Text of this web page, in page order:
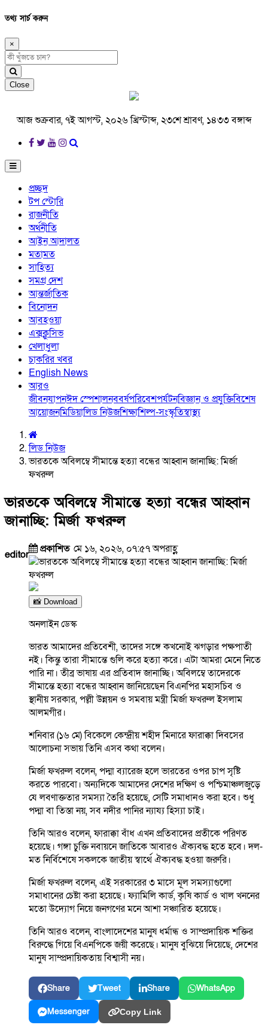
তথ্য সার্চ করুন
×
Close
আজ শুক্রবার, ৭ই আগস্ট, ২০২৬ খ্রিস্টাব্দ, ২৩শে শ্রাবণ, ১৪৩৩ বঙ্গাব্দ
প্রচ্ছদ
টপ স্টোরি
রাজনীতি
অর্থনীতি
আইন আদালত
মতামত
সাহিত্য
সমগ্র দেশ
আন্তর্জাতিক
বিনোদন
আবহওয়া
এক্সক্লুসিভ
খেলাধুলা
চাকরির খবর
English News
আরও
জীবনযাপনঈদ স্পেশালনববর্ষপরিবেশপর্যটনবিজ্ঞান ও প্রযুক্তিবিশেষ
আয়োজনমিডিয়ালিড নিউজশিক্ষাশিল্প-সংস্কৃতিস্বাস্থ্য
লিড নিউজ
ভারতকে অবিলম্বে সীমান্তে হত্যা বন্ধের আহ্বান জানাচ্ছি: মির্জা
ফখরুল
ভারতকে অবিলম্বে সীমান্তে হত্যা বন্ধের আহ্বান
জানাচ্ছি: মির্জা ফখরুল
editor প্রকাশিত মে ১৬, ২০২৬, ০৭:৫৭ অপরাহ্ণ
📸 Download
অনলাইন ডেস্ক
ভারত আমাদের প্রতিবেশী, তাদের সঙ্গে কখনোই ঝগড়ার পক্ষপাতী
নই। কিন্তু তারা সীমান্তে গুলি করে হত্যা করে। এটা আমরা মেনে নিতে
পারি না। তীব্র ভাষায় এর প্রতিবাদ জানাচ্ছি। অবিলম্বে তাদেরকে
সীমান্তে হত্যা বন্ধের আহ্বান জানিয়েছেন বিএনপির মহাসচিব ও
স্থানীয় সরকার, পল্লী উন্নয়ন ও সমবায় মন্ত্রী মির্জা ফখরুল ইসলাম
আলমগীর।
শনিবার (১৬ মে) বিকেলে কেন্দ্রীয় শহীদ মিনারে ফারাক্কা দিবসের
আলোচনা সভায় তিনি এসব কথা বলেন।
মির্জা ফখরুল বলেন, পদ্মা ব্যারেজ হলে ভারতের ওপর চাপ সৃষ্টি
করতে পারবো। অন্যদিকে আমাদের দেশের দক্ষিণ ও পশ্চিমাঞ্চলজুড়ে
যে লবণাক্ততার সমস্যা তৈরি হয়েছে, সেটি সমাধানও করা হবে। শুধু
পদ্মা বা তিস্তা নয়, সব নদীর পানির ন্যায্য হিস্যা চাই।
তিনি আরও বলেন, ফারাক্কা বাঁধ এখন প্রতিবাদের প্রতীকে পরিণত
হয়েছে। গঙ্গা চুক্তি নবায়নে জাতিকে আবারও ঐক্যবদ্ধ হতে হবে। দল-
মত নির্বিশেষে সকলকে জাতীয় স্বার্থে ঐক্যবদ্ধ হওয়া জরুরি।
মির্জা ফখরুল বলেন, এই সরকারের ৩ মাসে মূল সমস্যাগুলো
সমাধানের চেষ্টা করা হয়েছে। ফ্যামিলি কার্ড, কৃষি কার্ড ও খাল খননের
মতো উদ্যোগ নিয়ে জনগণের মনে আশা সঞ্চারিত হয়েছে।
তিনি আরও বলেন, বাংলাদেশের মানুষ ধর্মান্ধ ও সাম্প্রদায়িক শক্তির
বিরুদ্ধে গিয়ে বিএনপিকে জয়ী করেছে। মানুষ বুঝিয়ে দিয়েছে, দেশের
মানুষ সাম্প্রদায়িকতায় বিশ্বাসী নয়।
Share Tweet Share WhatsApp
Messenger Copy Link